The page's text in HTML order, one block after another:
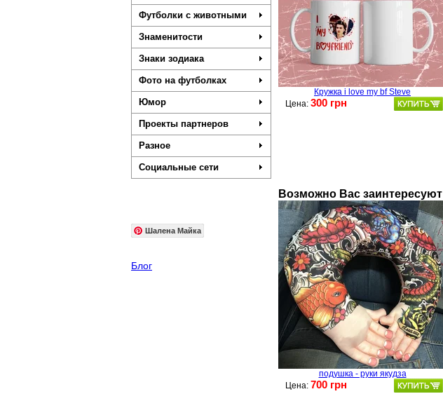
Футболки с животными
Знаменитости
Знаки зодиака
Фото на футболках
Юмор
Проекты партнеров
Разное
Социальные сети
Шалена Майка
Блог
Кружка i love my bf Steve
Цена: 300 грн
Возможно Ваc заинтересуют
подушка - руки якудза
Цена: 700 грн